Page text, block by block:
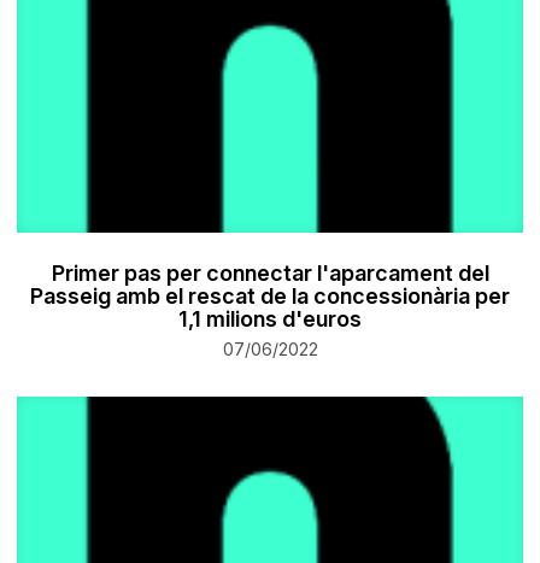
Primer pas per connectar l'aparcament del
Passeig amb el rescat de la concessionària per
1,1 milions d'euros
07/06/2022